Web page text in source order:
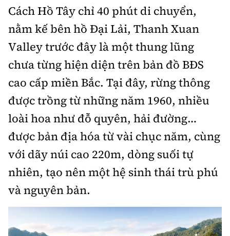
Góc cư dân
Tư vấn
Video
Multimedia
Emagazine
Photo
Infographic
Sách Vận tải Sách Nhà thầu
Cơ quan chủ quản: Bộ Xây dựng
Số 2 Nguyễn Công Hoan, phường Giảng Võ, Hà Nội.
Tổng Biên tập:
Cách Hồ Tây chỉ 40 phút di chuyển,
nằm kế bên hồ Đại Lải, Thanh Xuan
Valley trước đây là một thung lũng
chưa từng hiện diện trên bản đồ BĐS
cao cấp miền Bắc. Tại đây, rừng thông
được trồng từ những năm 1960, nhiều
loài hoa như đỗ quyên, hải đường…
được bản địa hóa từ vài chục năm, cùng
với dãy núi cao 220m, dòng suối tự
nhiên, tạo nên một hệ sinh thái trù phú
và nguyên bản.